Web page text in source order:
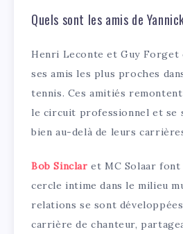
Quels sont les amis de
Henri Leconte et Guy Forget
ses amis les plus proches
tennis. Ces amitiés
le circuit professionnel et se
bien au-delà de leurs
Bob Sinclar et MC Solaar
cercle intime dans le milieu
relations se sont
carrière de chanteur,